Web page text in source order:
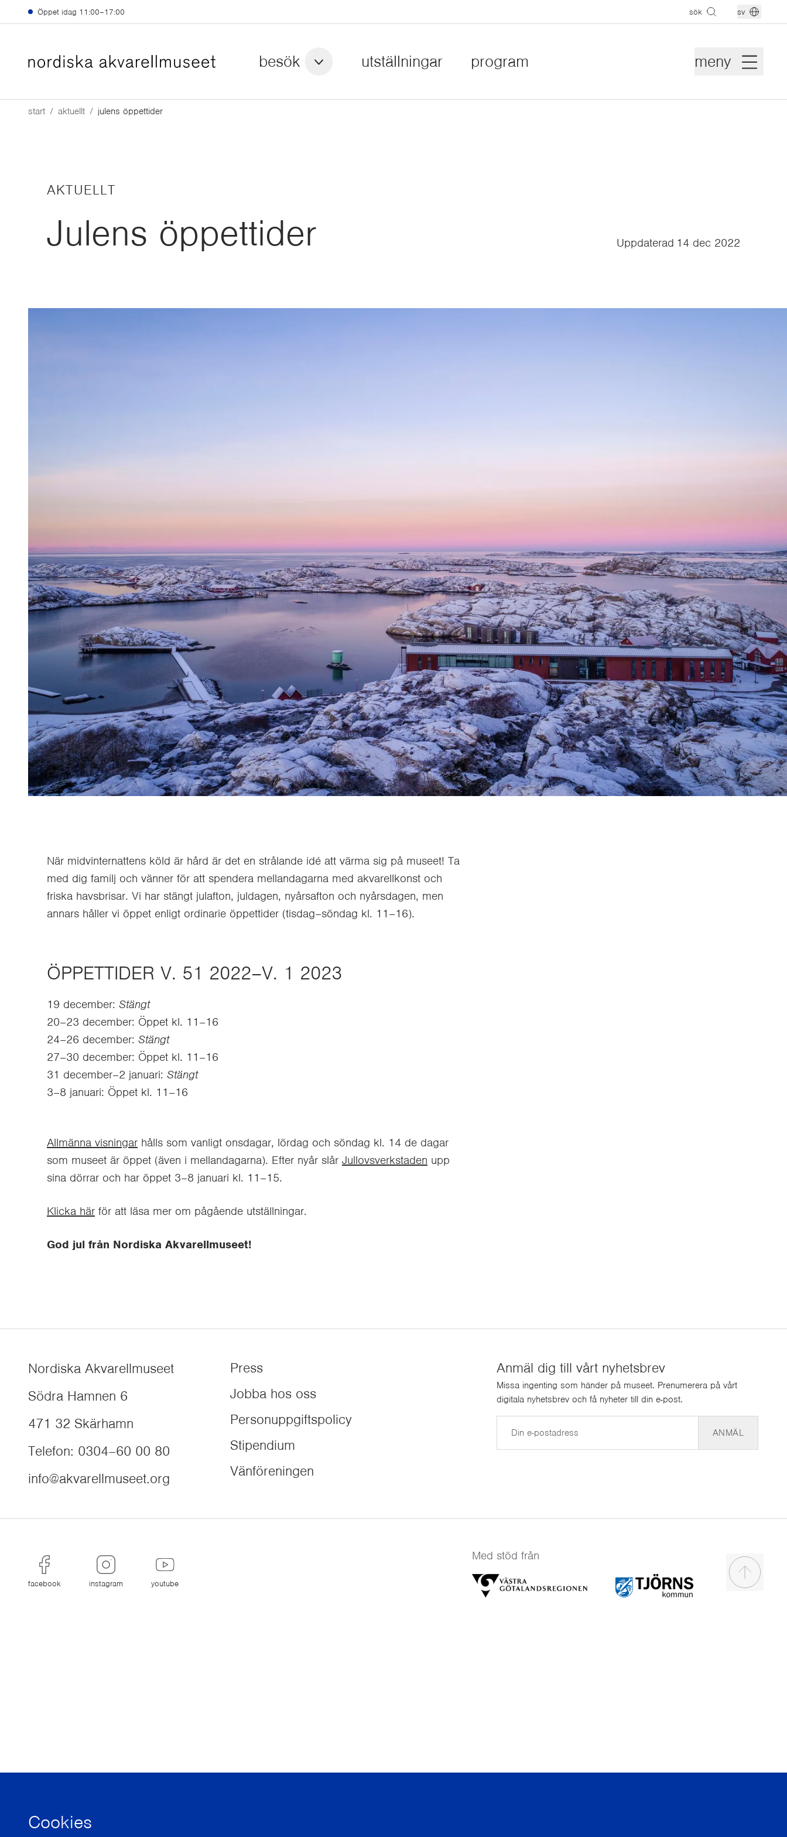
Hoppa till huvudinnehåll
Cookies
Öppet idag 11:00–17:00 sök sv
besök utställningar program meny
start aktuellt julens öppettider
AKTUELLT
Julens öppettider Uppdaterad 14 dec 2022
När midvinternattens köld är hård är det en strålande idé att värma sig på museet! Ta
med dig familj och vänner för att spendera mellandagarna med akvarellkonst och
friska havsbrisar. Vi har stängt julafton, juldagen, nyårsafton och nyårsdagen, men
annars håller vi öppet enligt ordinarie öppettider (tisdag–söndag kl. 11–16).
ÖPPETTIDER V. 51 2022–V. 1 2023
19 december: Stängt
20–23 december: Öppet kl. 11–16
24–26 december: Stängt
27–30 december: Öppet kl. 11–16
31 december–2 januari: Stängt
3–8 januari: Öppet kl. 11–16
Allmänna visningar hålls som vanligt onsdagar, lördag och söndag kl. 14 de dagar
som museet är öppet (även i mellandagarna). Efter nyår slår Jullovsverkstaden upp
sina dörrar och har öppet 3–8 januari kl. 11–15.
Klicka här för att läsa mer om pågående utställningar.
God jul från Nordiska Akvarellmuseet!
Nordiska Akvarellmuseet
Södra Hamnen 6
471 32 Skärhamn
Telefon: 0304–60 00 80
info@akvarellmuseet.org
Press
Jobba hos oss
Personuppgiftspolicy
Stipendium
Vänföreningen
Anmäl dig till vårt nyhetsbrev
Missa ingenting som händer på museet. Prenumerera på vårt
digitala nyhetsbrev och få nyheter till din e-post.
ANMÄL
facebook instagram youtube
Med stöd från Scroll to